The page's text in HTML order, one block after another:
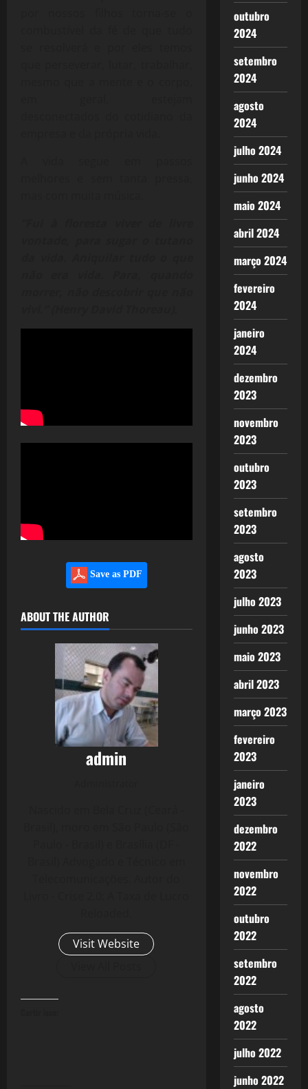
Save as PDF
ABOUT THE AUTHOR
admin
Visit Website
outubro
2024
setembro
2024
agosto
2024
julho 2024
junho 2024
maio 2024
abril 2024
março 2024
fevereiro
2024
janeiro
2024
dezembro
2023
novembro
2023
outubro
2023
setembro
2023
agosto
2023
julho 2023
junho 2023
maio 2023
abril 2023
março 2023
fevereiro
2023
janeiro
2023
dezembro
2022
novembro
2022
outubro
2022
setembro
2022
agosto
2022
julho 2022
junho 2022